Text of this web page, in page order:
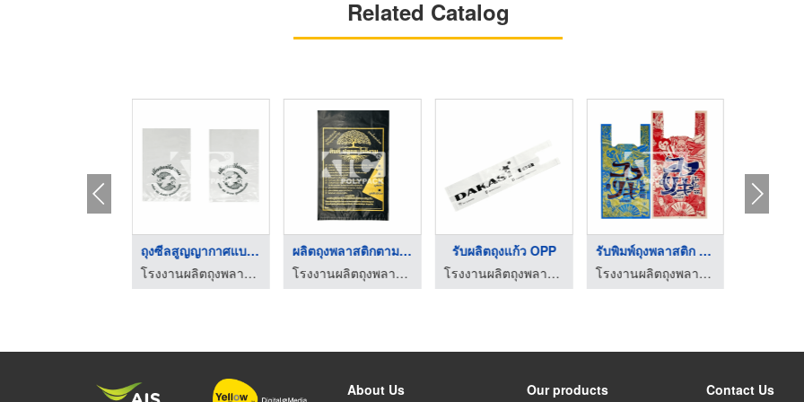
Related Catalog
ถุงซีลสูญญากาศแบบแช่ ...
โรงงานผลิตถุงพลาสติก สมุทรสาคร - พีพีพี ออล โพลีเทค
ผลิตถุงพลาสติกตามแบบ ...
โรงงานผลิตถุงพลาสติก สมุทรสาคร - พีพีพี ออล โพลีเทค
รับผลิตถุงแก้ว OPP
โรงงานผลิตถุงพลาสติก สมุทรสาคร - พีพีพี ออล โพลีเทค
รับพิมพ์ถุงพลาสติก ร ...
โรงงานผลิตถุงพลาสติก สมุทรสาคร - พีพีพี ออล โพลีเทค
About Us Our products Contact Us